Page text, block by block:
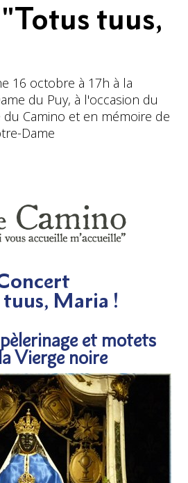
tuus,
16 octobre à 17h à la
du Puy, à l'occasion du
du Camino et en mémoire de
Dame
Maria !
et motets
Vierge noire